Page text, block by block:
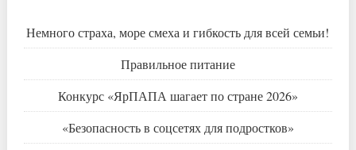
Немного страха, море смеха и гибкость для всей семьи!
Правильное питание
Конкурс «ЯрПАПА шагает по стране 2026»
«Безопасность в соцсетях для подростков»